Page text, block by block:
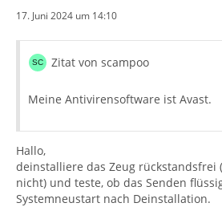
17. Juni 2024 um 14:10
Zitat von scampoo
Meine Antivirensoftware ist Avast.
Hallo,
deinstalliere das Zeug rückstandsfrei
nicht) und teste, ob das Senden
Systemneustart nach Deinstallation.